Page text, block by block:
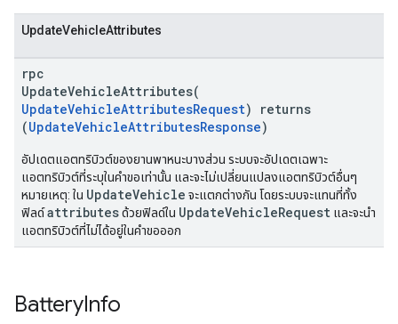
UpdateVehicleAttributes
rpc
UpdateVehicleAttributes(
UpdateVehicleAttributesRequest) returns
(UpdateVehicleAttributesResponse)
อัปเดตแอตทริบิวต์ของยานพาหนะบางส่วน ระบบจะอัปเดตเฉพาะ
แอตทริบิวต์ที่ระบุในคำขอเท่านั้น และจะไม่เปลี่ยนแปลงแอตทริบิวต์อื่นๆ
หมายเหตุ: ใน UpdateVehicle จะแตกต่างกัน โดยระบบจะแทนที่ทั้ง
ฟิลด์attributesด้วยฟิลด์ใน UpdateVehicleRequest และจะนำ
แอตทริบิวต์ที่ไม่ได้อยู่ในคำขอออก
BatteryInfo